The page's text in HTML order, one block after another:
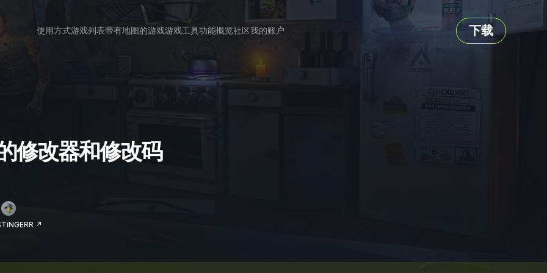
使用方式游戏列表带有地图的游戏游戏工具功能概览社区我的账户 下载
修改器和修改码
↗